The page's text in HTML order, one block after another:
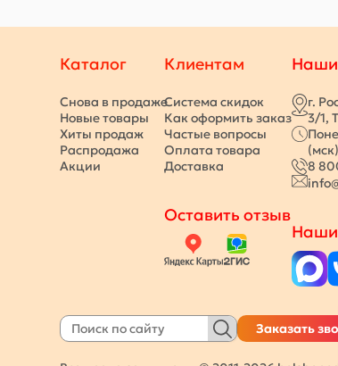
Каталог
Снова в продаже
Новые товары
Хиты продаж
Распродажа
Акции
Клиентам
Система скидок
Как оформить заказ
Частые вопросы
Оплата товара
Доставка
Оставить отзыв
Наши
г.
3/1,
(мск)
8
Наши
Заказать